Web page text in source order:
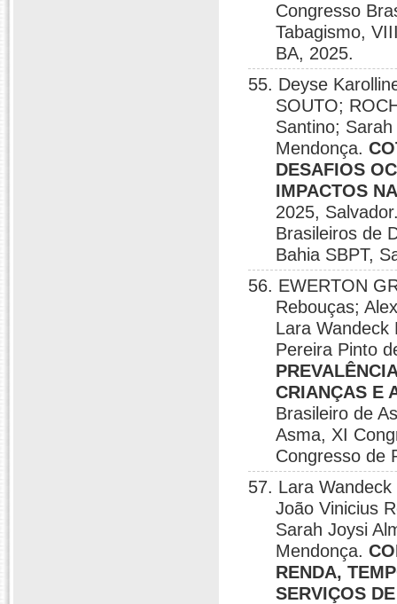
Congresso
Tabagismo,
BA, 2025.
55. Deyse
SOUTO;
Santino;
Mendonça.
DESAFIOS
IMPACTOS
2025,
Brasileiros de
Bahia SBPT,
56. EWERTON
Rebouças;
Lara Wandeck
Pereira Pinto
CRIANÇAS E
Brasileiro de
Asma, XI
Congresso de
57. Lara
João Vinicius
Sarah Joysi
Mendonça.
RENDA,
SERVIÇOS